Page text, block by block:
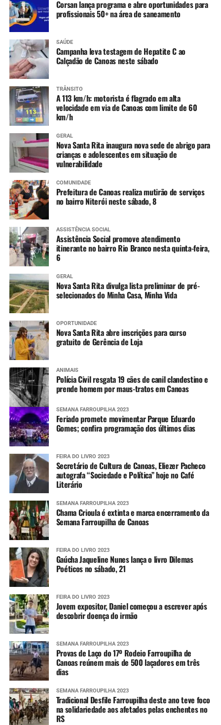
Corsan lança programa e abre oportunidades para
profissionais 50+ na área de saneamento
SAÚDE
Campanha leva testagem de Hepatite C ao
Calçadão de Canoas neste sábado
TRÂNSITO
A 113 km/h: motorista é flagrado em alta
velocidade em via de Canoas com limite de 60
km/h
GERAL
Nova Santa Rita inaugura nova sede de abrigo para
crianças e adolescentes em situação de
vulnerabilidade
COMUNIDADE
Prefeitura de Canoas realiza mutirão de serviços
no bairro Niterói neste sábado, 8
ASSISTÊNCIA SOCIAL
Assistência Social promove atendimento
itinerante no bairro Rio Branco nesta quinta-feira,
6
GERAL
Nova Santa Rita divulga lista preliminar de pré-
selecionados do Minha Casa, Minha Vida
OPORTUNIDADE
Nova Santa Rita abre inscrições para curso
gratuito de Gerência de Loja
ANIMAIS
Polícia Civil resgata 19 cães de canil clandestino e
prende homem por maus-tratos em Canoas
SEMANA FARROUPILHA 2023
Feriado promete movimentar Parque Eduardo
Gomes; confira programação dos últimos dias
FEIRA DO LIVRO 2023
Secretário de Cultura de Canoas, Eliezer Pacheco
autografa “Sociedade e Política” hoje no Café
Literário
SEMANA FARROUPILHA 2023
Chama Crioula é extinta e marca encerramento da
Semana Farroupilha de Canoas
FEIRA DO LIVRO 2023
Gaúcha Jaqueline Nunes lança o livro Dilemas
Poéticos no sábado, 21
FEIRA DO LIVRO 2023
Jovem expositor, Daniel começou a escrever após
descobrir doença do irmão
SEMANA FARROUPILHA 2023
Provas de Laço do 17º Rodeio Farroupilha de
Canoas reúnem mais de 500 laçadores em três
dias
SEMANA FARROUPILHA 2023
Tradicional Desfile Farroupilha deste ano teve foco
na solidariedade aos afetados pelas enchentes no
RS